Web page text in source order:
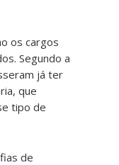
os cargos
Segundo a
já ter
que
tipo de
de